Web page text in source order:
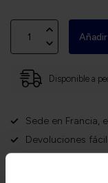
Disponible a
Sede en Francia,
Devoluciones